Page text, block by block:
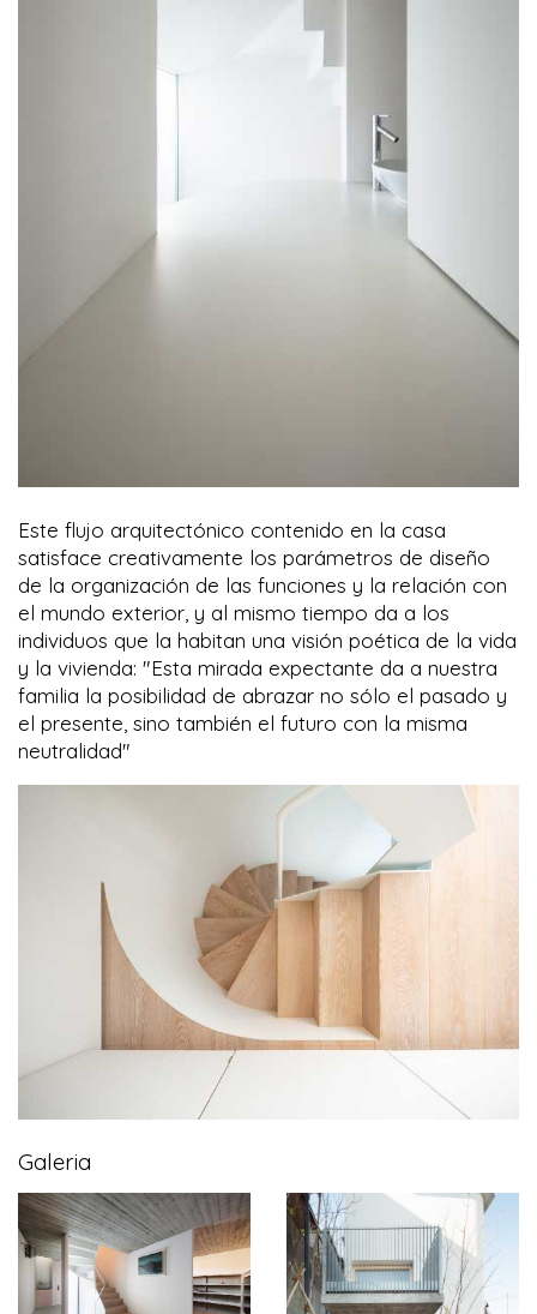
Este flujo arquitectónico contenido en la casa
satisface creativamente los parámetros de diseño
de la organización de las funciones y la relación con
el mundo exterior, y al mismo tiempo da a los
individuos que la habitan una visión poética de la vida
y la vivienda: "Esta mirada expectante da a nuestra
familia la posibilidad de abrazar no sólo el pasado y
el presente, sino también el futuro con la misma
neutralidad"
Galeria